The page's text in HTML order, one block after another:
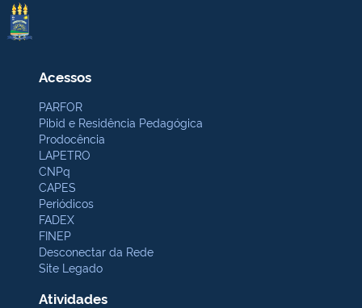
Acessos
PARFOR
Pibid e Residência Pedagógica
Prodocência
LAPETRO
CNPq
CAPES
Periódicos
FADEX
FINEP
Desconectar da Rede
Site Legado
Atividades